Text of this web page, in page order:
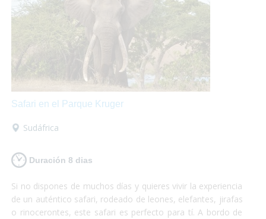
Safari en el Parque Kruger
Sudáfrica
Duración 8 dias
Si no dispones de muchos días y quieres vivir la experiencia
de un auténtico safari, rodeado de leones, elefantes, jirafas
o rinocerontes, este safari es perfecto para tí. A bordo de